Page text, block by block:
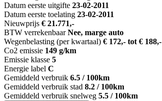
Datum eerste uitgifte 23-02-2011
Datum eerste toelating 23-02-2011
Nieuwprijs € 21.771,-
BTW verrekenbaar Nee, marge auto
Wegenbelasting (per kwartaal) € 172,- tot € 188,-
Co2 emissie 149 g/km
Emissie klasse 5
Energie label C
Gemiddeld verbruik 6.5 / 100km
Gemiddeld verbruik stad 8.2 / 100km
Gemiddeld verbruik snelweg 5.5 / 100km